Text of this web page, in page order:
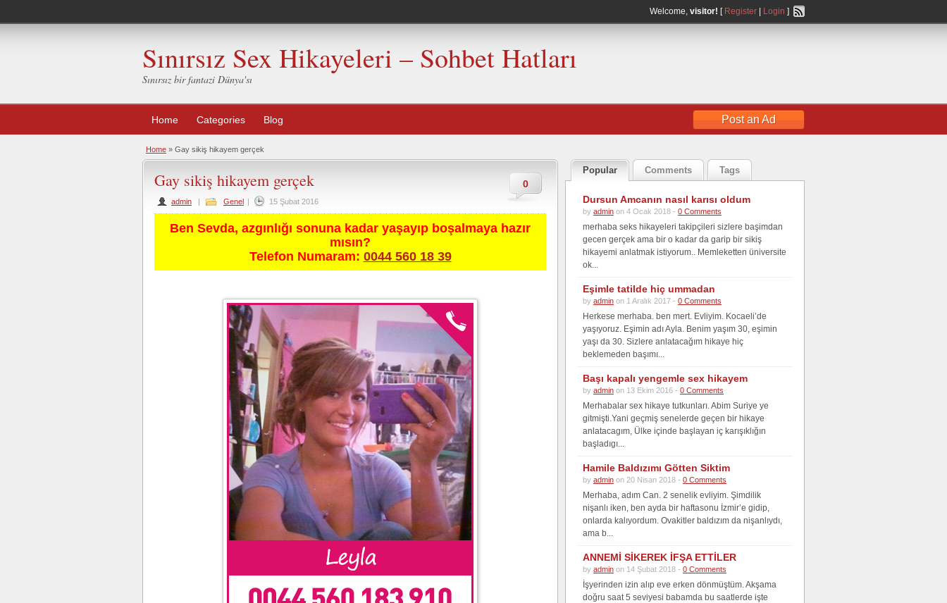
Welcome, visitor! [ Register Login ]
Sınırsız Sex Hikayeleri – Sohbet Hatları
Sınırsız bir fantazi Dünya'sı
Home Categories Blog Post an Ad
Home » Gay sikiş hikayem gerçek
0
Gay sikiş hikayem gerçek
admin | Genel | 15 Şubat 2016
Ben Sevda, azgınlığı sonuna kadar yaşayıp boşalmaya hazır
mısın?
Telefon Numaram: 0044 560 18 39
Popular Comments Tags
Dursun Amcanın nasıl karısı oldum
by admin on 4 Ocak 2018 - 0 Comments
merhaba seks hikayeleri takipçileri sizlere başimdan
gecen gerçek ama bir o kadar da garip bir sikiş
hikayemi anlatmak istiyorum.. Memleketten üniversite
ok...
Eşimle tatilde hiç ummadan
by admin on 1 Aralık 2017 - 0 Comments
Herkese merhaba. ben mert. Evliyim. Kocaeli’de
yaşıyoruz. Eşimin adı Ayla. Benim yaşım 30, eşimin
yaşı da 30. Sizlere anlatacağım hikaye hiç
beklemeden başımı...
Başı kapalı yengemle sex hikayem
by admin on 13 Ekim 2016 - 0 Comments
Merhabalar sex hikaye tutkunları. Abim Suriye ye
gitmişti.Yani geçmiş senelerde geçen bir hikaye
anlatacagım, Ülke içinde başlayan iç karışıklığın
başladıgı...
Hamile Baldızımı Götten Siktim
by admin on 20 Nisan 2018 - 0 Comments
Merhaba, adım Can. 2 senelik evliyim. Şimdilik
nişanlı iken, ben ayda bir haftasonu İzmir’e gidip,
onlarda kalıyordum. Ovakitler baldızım da nişanlıydı,
ama b...
ANNEMİ SİKEREK İFŞA ETTİLER
by admin on 14 Şubat 2018 - 0 Comments
İşyerinden izin alıp eve erken dönmüştüm. Akşama
doğru saat 5 seviyesi babamda bu saatlerde işte